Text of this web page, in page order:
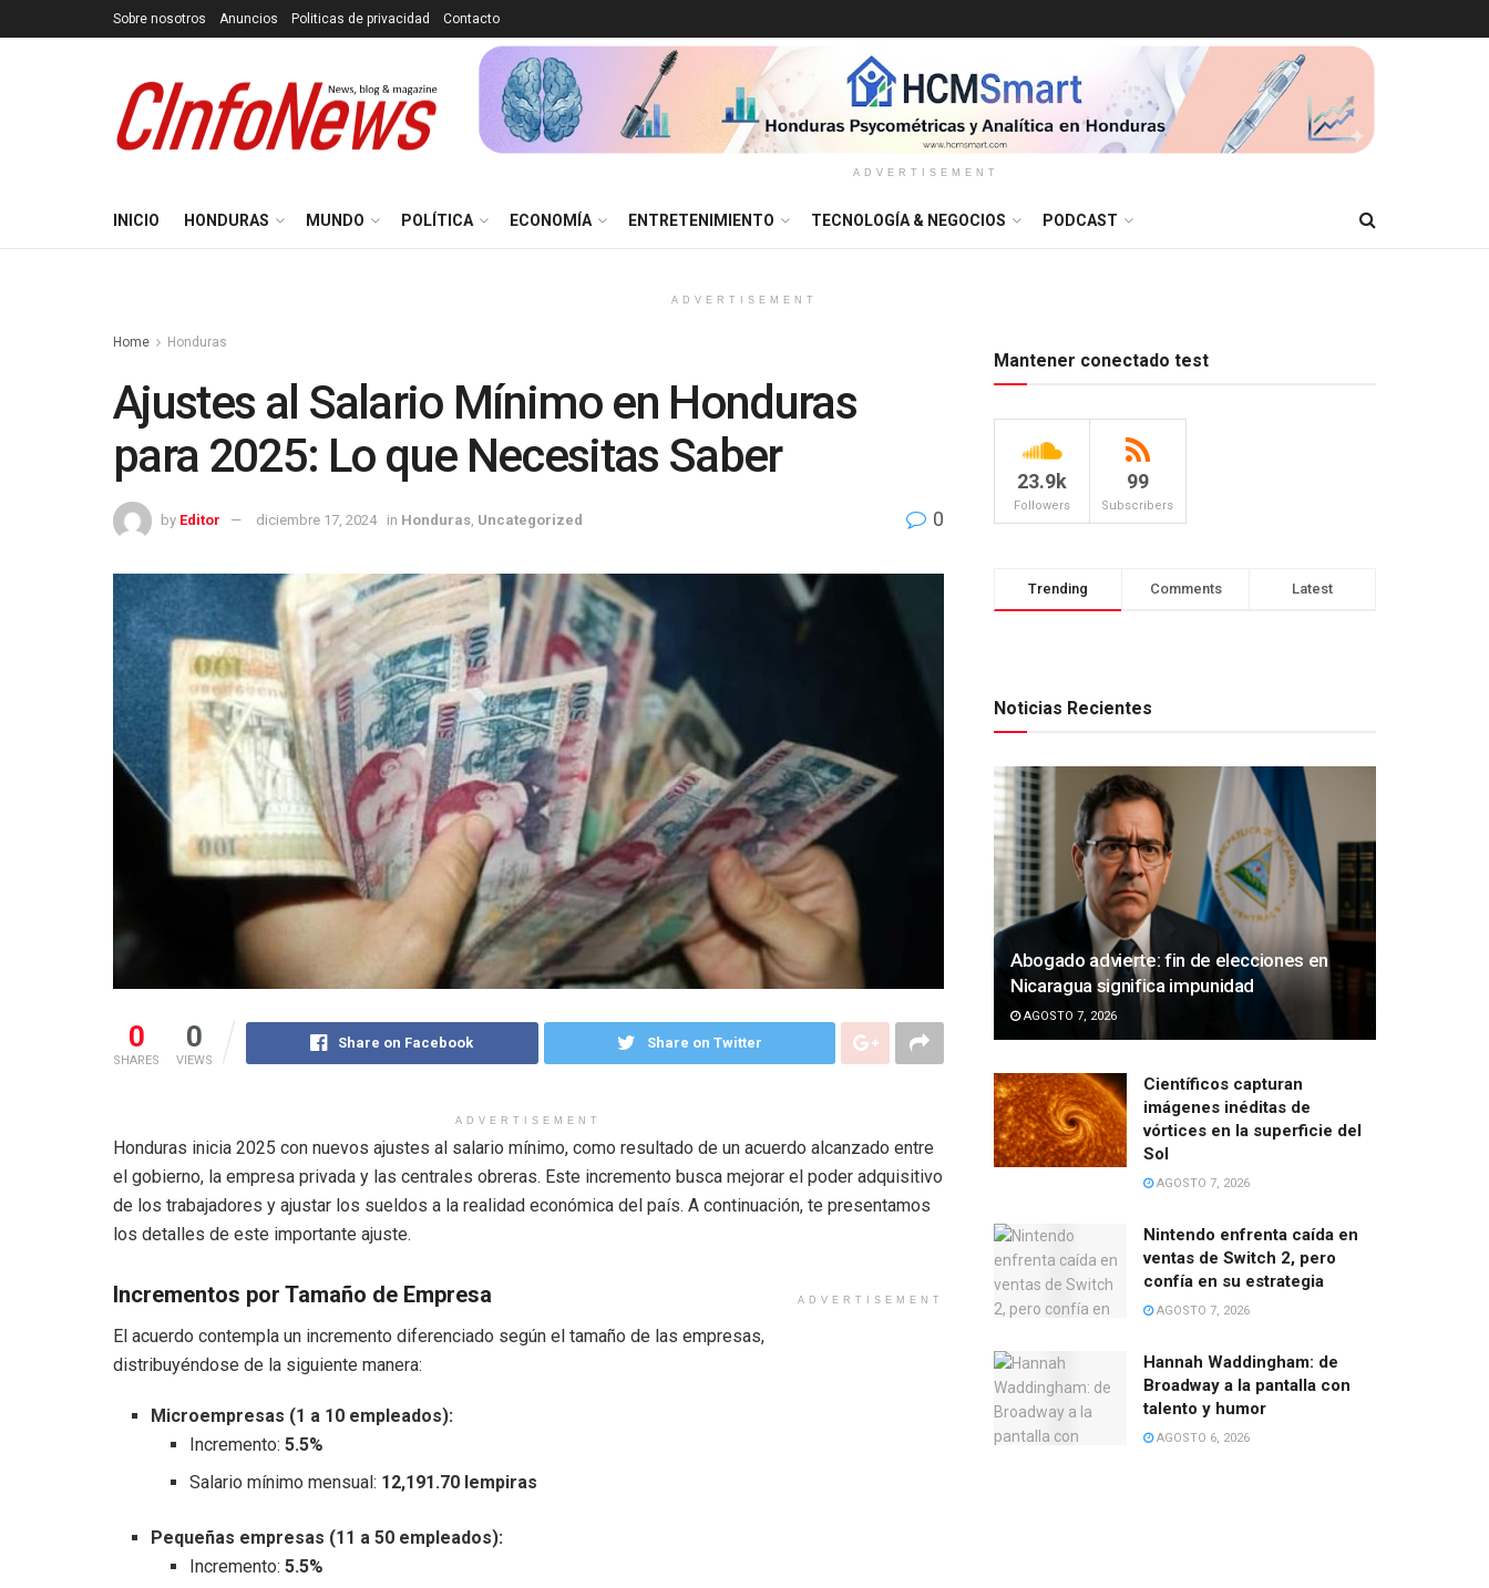
Sobre nosotros Anuncios Politicas de privacidad Contacto
ADVERTISEMENT
INICIO HONDURAS MUNDO POLÍTICA ECONOMÍA ENTRETENIMIENTO TECNOLOGÍA & NEGOCIOS PODCAST
ADVERTISEMENT
Home Honduras
Ajustes al Salario Mínimo en Honduras
para 2025: Lo que Necesitas Saber
by Editor diciembre 17, 2024 in Honduras Uncategorized 0
0
SHARES
0
VIEWS
Share on Facebook Share on Twitter
ADVERTISEMENT
Honduras inicia 2025 con nuevos ajustes al salario mínimo, como resultado de un acuerdo alcanzado entre
el gobierno, la empresa privada y las centrales obreras. Este incremento busca mejorar el poder adquisitivo
de los trabajadores y ajustar los sueldos a la realidad económica del país. A continuación, te presentamos
los detalles de este importante ajuste.
ADVERTISEMENT
Incrementos por Tamaño de Empresa
El acuerdo contempla un incremento diferenciado según el tamaño de las empresas,
distribuyéndose de la siguiente manera:
Microempresas (1 a 10 empleados):
Incremento: 5.5%
Salario mínimo mensual: 12,191.70 lempiras
Pequeñas empresas (11 a 50 empleados):
Incremento: 5.5%
Mantener conectado test
23.9k
Followers
99
Subscribers
Trending Comments Latest
Noticias Recientes
Abogado advierte: fin de elecciones en
Nicaragua significa impunidad
AGOSTO 7, 2026
Científicos capturan
imágenes inéditas de
vórtices en la superficie del
Sol
AGOSTO 7, 2026
Nintendo enfrenta caída en
ventas de Switch 2, pero
confía en su estrategia
AGOSTO 7, 2026
Hannah Waddingham: de
Broadway a la pantalla con
talento y humor
AGOSTO 6, 2026